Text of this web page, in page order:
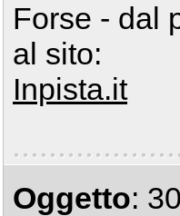
Forse - dal
al sito:
Inpista.it
Oggetto: